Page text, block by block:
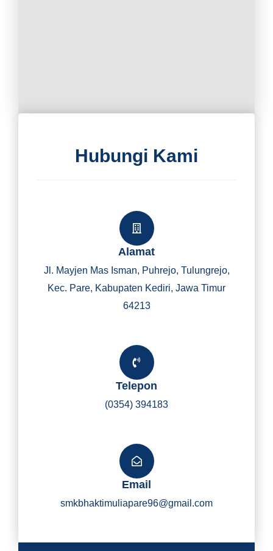
Y
I
Hubungi Kami
Alamat
Jl. Mayjen Mas Isman, Puhrejo, Tulungrejo,
Kec. Pare, Kabupaten Kediri, Jawa Timur
64213
Telepon
(0354) 394183
Email
smkbhaktimuliapare96@gmail.com